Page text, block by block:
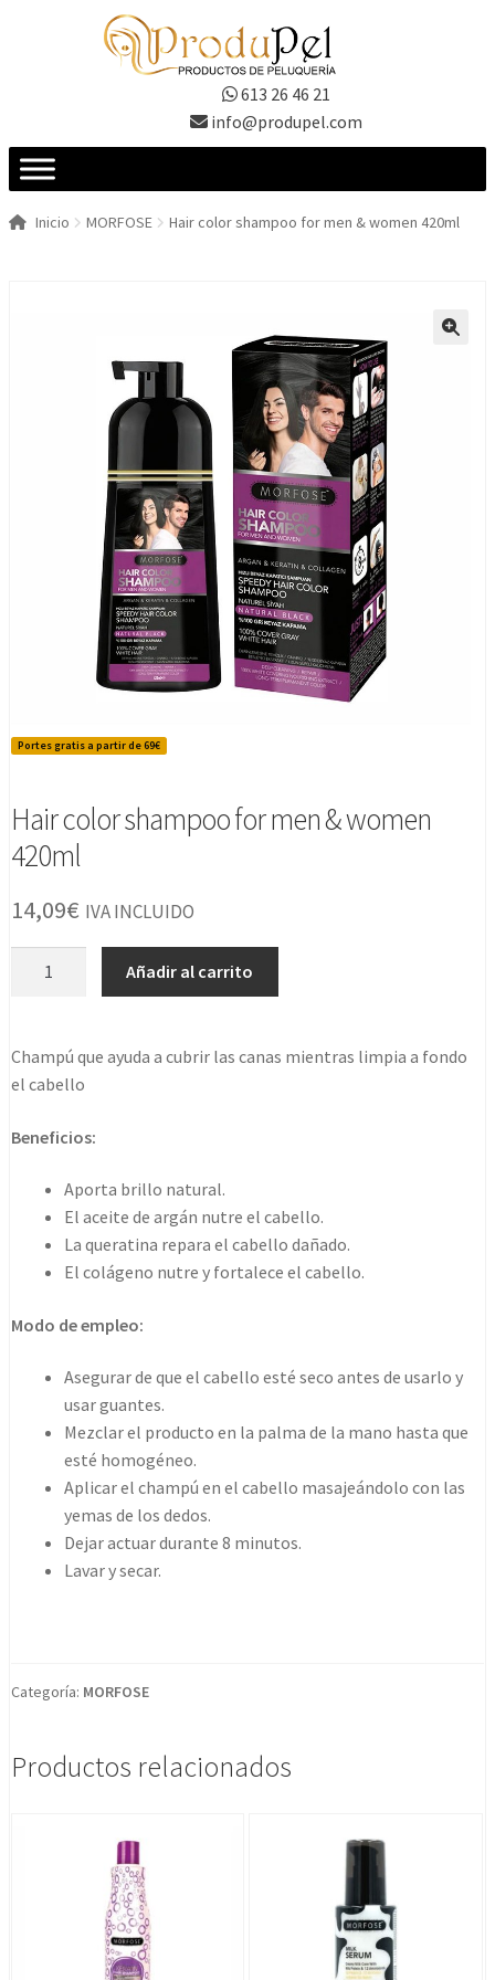
613 26 46 21
info@produpel.com
Inicio MORFOSE Hair color shampoo for men & women 420ml
Portes gratis a partir de 69€
Hair color shampoo for men & women
420ml
14,09€ IVA INCLUIDO
men
&
cantidad
Añadir al carrito
Champú que ayuda a cubrir las canas mientras limpia a fondo
el cabello
Beneficios:
Aporta brillo natural.
El aceite de argán nutre el cabello.
La queratina repara el cabello dañado.
El colágeno nutre y fortalece el cabello.
Modo de empleo:
Asegurar de que el cabello esté seco antes de usarlo y
usar guantes.
Mezclar el producto en la palma de la mano hasta que
esté homogéneo.
Aplicar el champú en el cabello masajeándolo con las
yemas de los dedos.
Dejar actuar durante 8 minutos.
Lavar y secar.
Categoría: MORFOSE
Productos relacionados